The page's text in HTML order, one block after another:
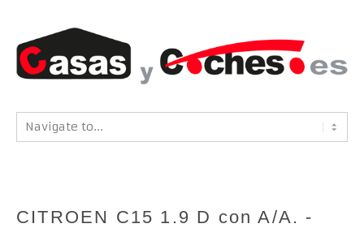
CITROEN C15 1.9 D con A/A. -